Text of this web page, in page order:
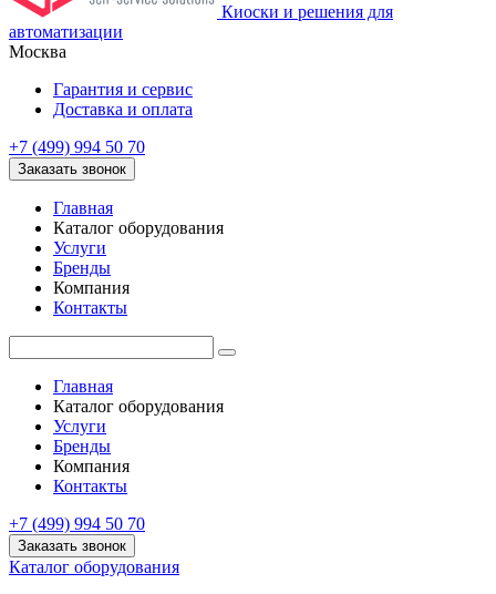
Киоски и решения для
автоматизации
Москва
Гарантия и сервис
Доставка и оплата
+7 (499) 994 50 70
Заказать звонок
Главная
Каталог оборудования
Услуги
Бренды
Компания
Контакты
Главная
Каталог оборудования
Услуги
Бренды
Компания
Контакты
+7 (499) 994 50 70
Заказать звонок
Каталог оборудования